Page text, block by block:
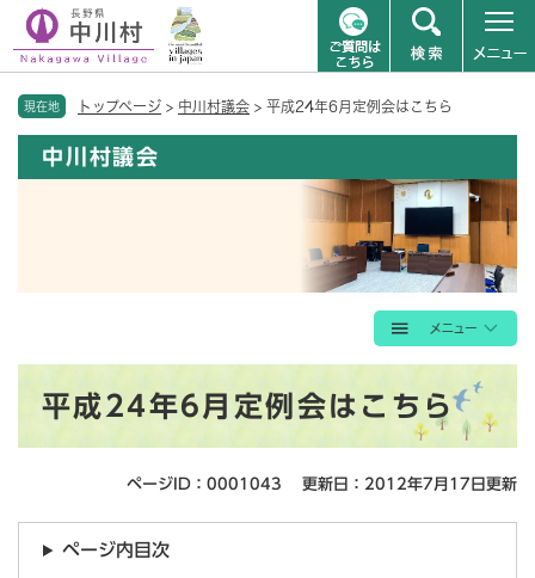
現在地 トップページ > 中川村議会 > 平成24年6月定例会はこちら
中川村議会
平成24年6月定例会はこちら
ページID：0001043 更新日：2012年7月17日更新
ページ内目次